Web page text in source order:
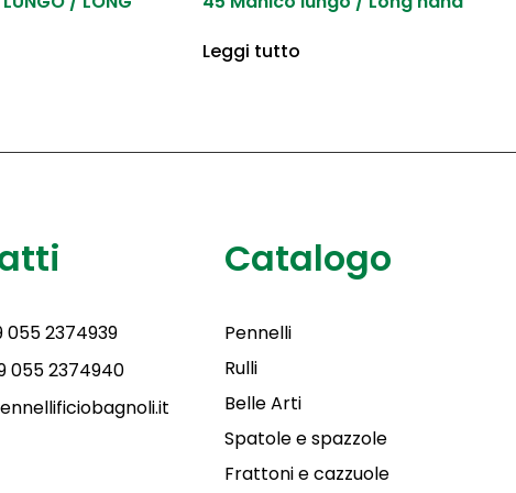
Leggi tutto
055 2374939
055 2374940
Catalogo
Pennelli
Rulli
Belle Arti
Spatole e spazzole
Frattoni e cazzuole